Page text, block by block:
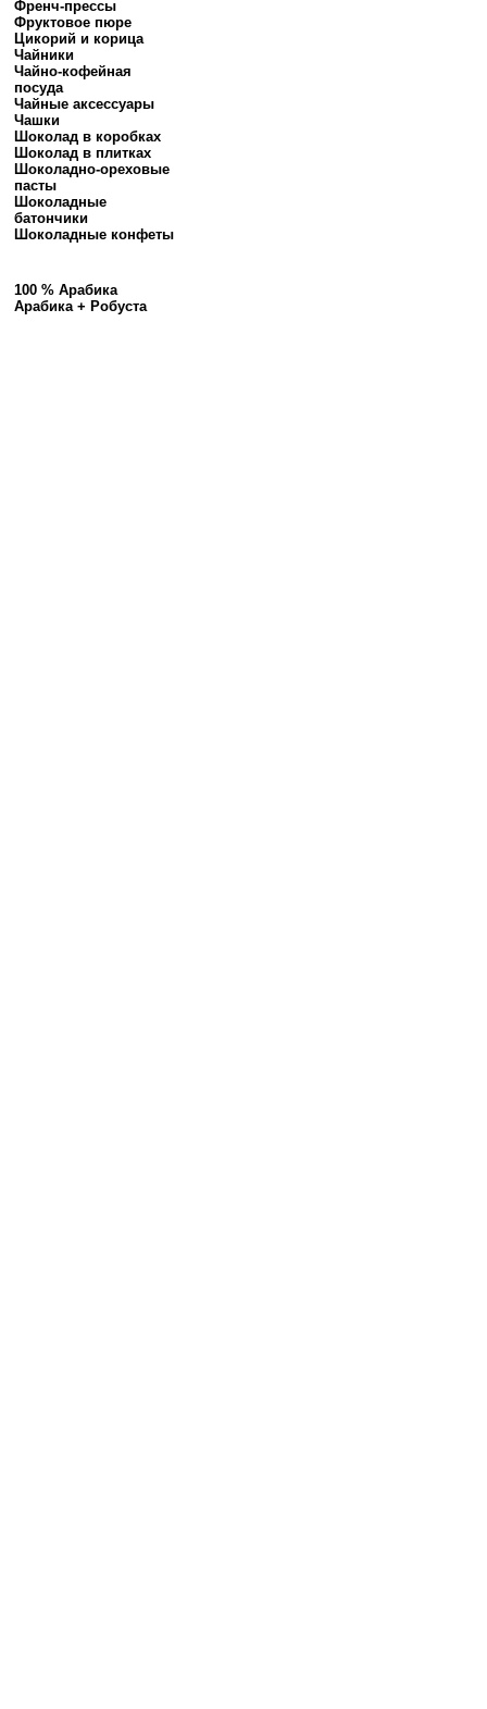
Френч-прессы
Фруктовое пюре
Цикорий и корица
Чайники
Чайно-кофейная
посуда
Чайные аксессуары
Чашки
Шоколад в коробках
Шоколад в плитках
Шоколадно-ореховые
пасты
Шоколадные
батончики
Шоколадные конфеты
100 % Арабика
Арабика + Робуста